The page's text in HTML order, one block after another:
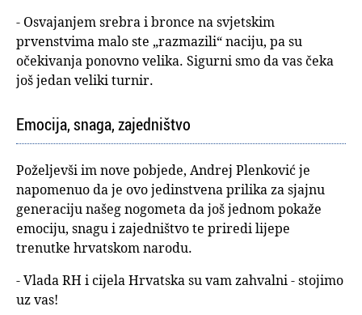
- Osvajanjem srebra i bronce na svjetskim
prvenstvima malo ste „razmazili“ naciju, pa su
očekivanja ponovno velika. Sigurni smo da vas čeka
još jedan veliki turnir.
Emocija, snaga, zajedništvo
Poželjevši im nove pobjede, Andrej Plenković je
napomenuo da je ovo jedinstvena prilika za sjajnu
generaciju našeg nogometa da još jednom pokaže
emociju, snagu i zajedništvo te priredi lijepe
trenutke hrvatskom narodu.
- Vlada RH i cijela Hrvatska su vam zahvalni - stojimo
uz vas!